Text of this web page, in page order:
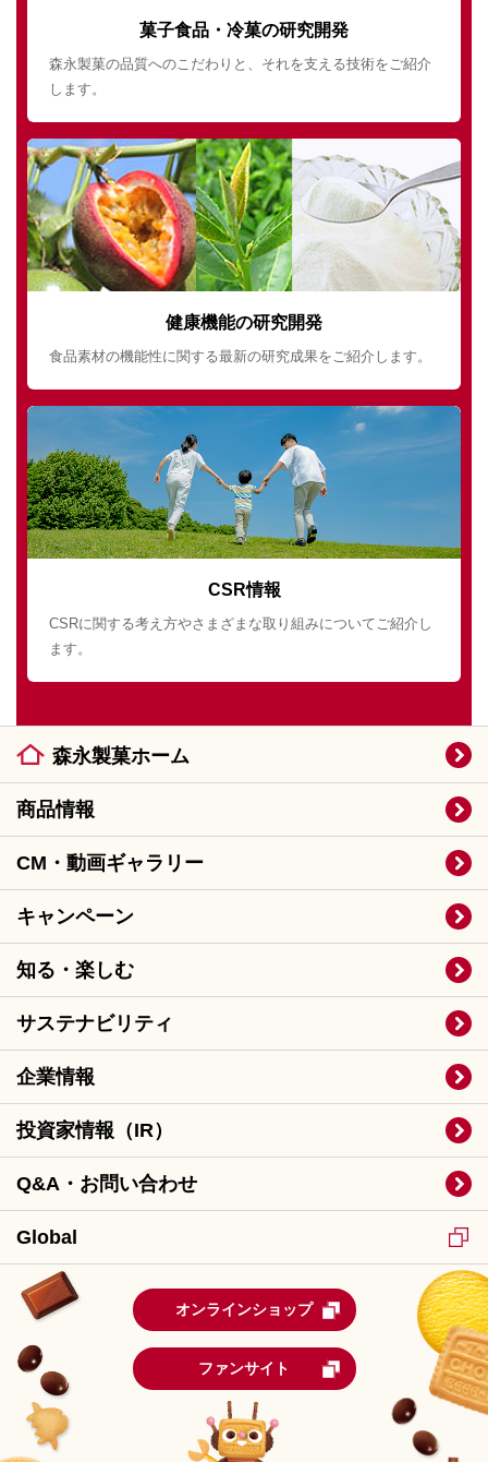
菓子食品・冷菓の研究開発
森永製菓の品質へのこだわりと、それを支える技術をご紹介
します。
健康機能の研究開発
食品素材の機能性に関する最新の研究成果をご紹介します。
CSR情報
CSRに関する考え方やさまざまな取り組みについてご紹介し
ます。
森永製菓ホーム
商品情報
CM・動画ギャラリー
キャンペーン
知る・楽しむ
サステナビリティ
企業情報
投資家情報（IR）
Q&A・お問い合わせ
Global
オンラインショップ
ファンサイト